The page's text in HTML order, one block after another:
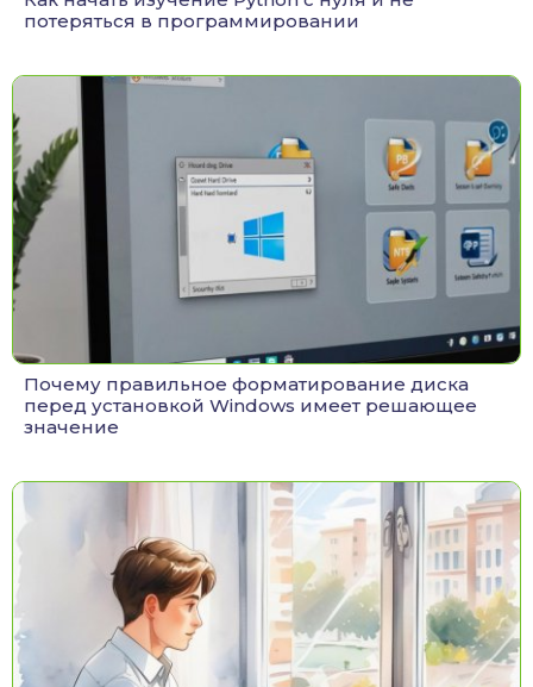
потеряться в программировании
Почему правильное форматирование диска
перед установкой Windows имеет решающее
значение